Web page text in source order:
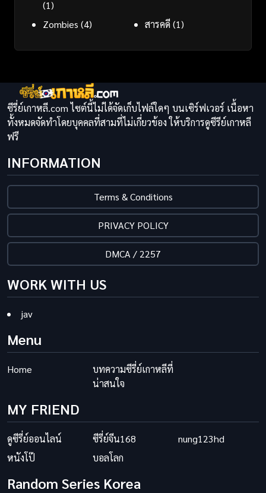
(1)
Zombies (4) สารคดี(1)
ซีรี่ย์เกาหลี.com ไซต์นี้ไม่ได้จัดเก็บไฟล์ใดๆ บนเซิร์ฟเวอร์ เนื้อหา
ทั้งหมดจัดทำโดยบุคคลที่สามที่ไม่เกี่ยวข้อง ให้บริการดูซีรีย์เกาหลี
ฟรี
INFORMATION
Terms & Conditions
PRIVACY POLICY
DMCA / 2257
WORK WITH US
jav
Menu
Home
บทความซีรี่ย์เกาหลีที่
น่าสนใจ
MY FRIEND
ดูซีรี่ย์ออนไลน์ ซีรี่ย์จีน168
nung123hd
หนังโป๊
บอลโลก
Random Series Korea